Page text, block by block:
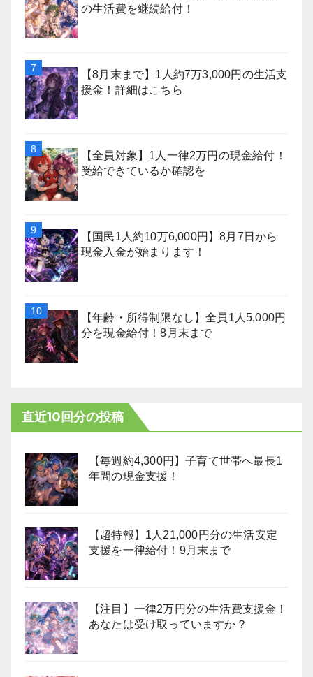
の生活費を継続給付！
【8月末まで】1人約7万3,000円の生活支
援金！詳細はこちら
【全員対象】1人一律2万円の現金給付！
受給できているか確認を
【国民1人約10万6,000円】8月7日から
現金入金が始まります！
【年齢・所得制限なし】全員1人5,000円
分を現金給付！8月末まで
直近10回分の投稿
【毎週約4,300円】子育て世帯へ最長1
年間の現金支援！
【超特報】1人21,000円分の生活安定
支援を一律給付！9月末まで
【注目】一律2万円分の生活費支援金！
あなたは受け取っていますか？